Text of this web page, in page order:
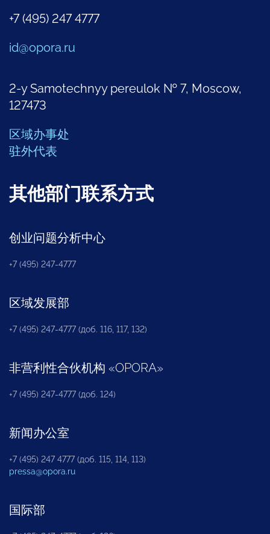
+7 (495) 247 4777
id@opora.ru
2-y Samotechnyy pereulok № 7, Moscow,
127473
区域办事处
驻外代表
其他部门联系方式
创业问题分析中心
+7 (495) 247-4777
区域发展部
+7 (495) 247-4777 (доб. 116, 117, 132)
非营利性合伙机构 «OPORA»
+7 (495) 247-4777 (доб. 124)
新闻办公室
+7 (495) 247 4777 (доб. 115, 114, 113)
pressa@opora.ru
国际部